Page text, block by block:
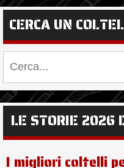
CERCA UN
LE STORIE 2026
I migliori coltelli